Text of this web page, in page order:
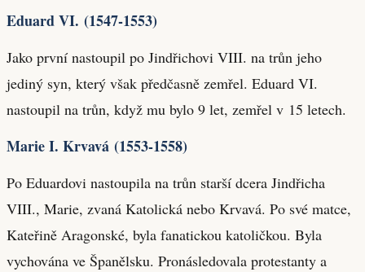
Eduard VI. (1547-1553)
Jako první nastoupil po Jindřichovi VIII. na trůn jeho
jediný syn, který však předčasně zemřel. Eduard VI.
nastoupil na trůn, když mu bylo 9 let, zemřel v 15 letech.
Marie I. Krvavá (1553-1558)
Po Eduardovi nastoupila na trůn starší dcera Jindřicha
VIII., Marie, zvaná Katolická nebo Krvavá. Po své matce,
Kateřině Aragonské, byla fanatickou katoličkou. Byla
vychována ve Španělsku. Pronásledovala protestanty a